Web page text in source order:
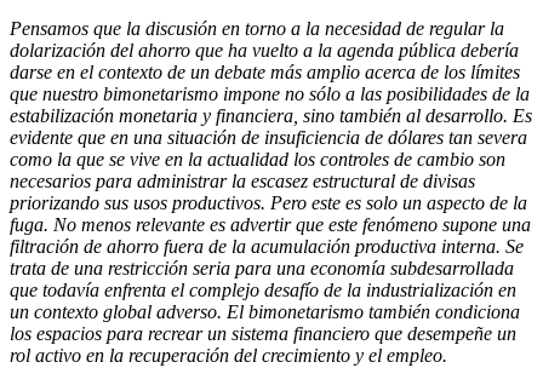
Pensamos que la discusión en torno a la necesidad de regular la
dolarización del ahorro que ha vuelto a la agenda pública debería
darse en el contexto de un debate más amplio acerca de los límites
que nuestro bimonetarismo impone no sólo a las posibilidades de la
estabilización monetaria y financiera, sino también al desarrollo. Es
evidente que en una situación de insuficiencia de dólares tan severa
como la que se vive en la actualidad los controles de cambio son
necesarios para administrar la escasez estructural de divisas
priorizando sus usos productivos. Pero este es solo un aspecto de la
fuga. No menos relevante es advertir que este fenómeno supone una
filtración de ahorro fuera de la acumulación productiva interna. Se
trata de una restricción seria para una economía subdesarrollada
que todavía enfrenta el complejo desafío de la industrialización en
un contexto global adverso. El bimonetarismo también condiciona
los espacios para recrear un sistema financiero que desempeñe un
rol activo en la recuperación del crecimiento y el empleo.